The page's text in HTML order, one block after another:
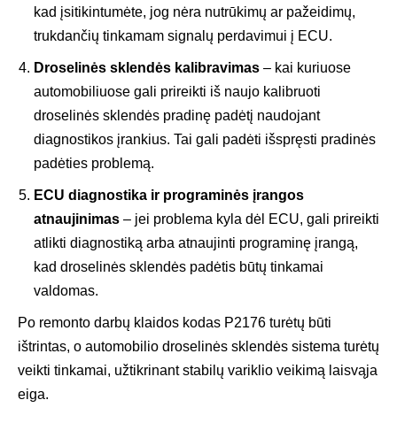
kad įsitikintumėte, jog nėra nutrūkimų ar pažeidimų,
trukdančių tinkamam signalų perdavimui į ECU.
Droselinės sklendės kalibravimas – kai kuriuose
automobiliuose gali prireikti iš naujo kalibruoti
droselinės sklendės pradinę padėtį naudojant
diagnostikos įrankius. Tai gali padėti išspręsti pradinės
padėties problemą.
ECU diagnostika ir programinės įrangos
atnaujinimas – jei problema kyla dėl ECU, gali prireikti
atlikti diagnostiką arba atnaujinti programinę įrangą,
kad droselinės sklendės padėtis būtų tinkamai
valdomas.
Po remonto darbų klaidos kodas P2176 turėtų būti
ištrintas, o automobilio droselinės sklendės sistema turėtų
veikti tinkamai, užtikrinant stabilų variklio veikimą laisvąja
eiga.